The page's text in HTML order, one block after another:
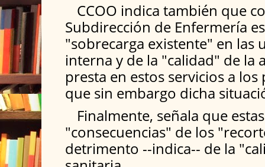
CCOO indica también que
Subdirección de Enfermería
"sobrecarga existente" en las
interna y de la "calidad" de la
presta en estos servicios a
que sin embargo dicha
Finalmente, señala que
"consecuencias" de los
detrimento --indica-- de la